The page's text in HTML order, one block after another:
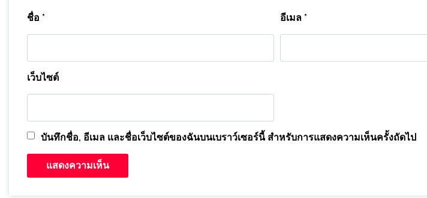
ชื่อ * อีเมล*
เว็บไซต์
บันทึกชื่อ, อีเมล และชื่อเว็บไซต์ของฉันบนเบราว์เซอร์นี้ สำหรับการแสดงความเห็นครั้งถัดไป